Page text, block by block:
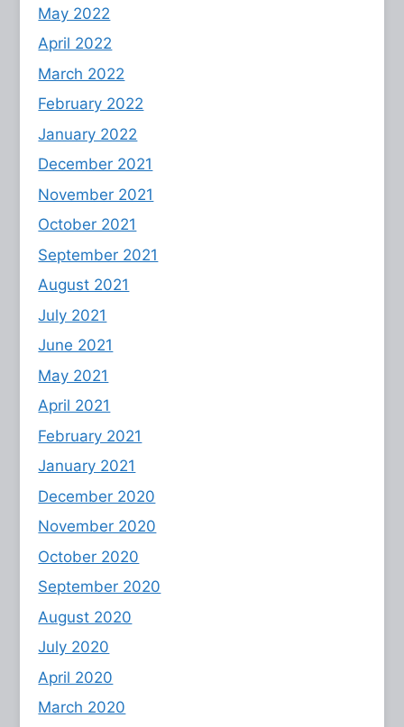
May 2022
April 2022
March 2022
February 2022
January 2022
December 2021
November 2021
October 2021
September 2021
August 2021
July 2021
June 2021
May 2021
April 2021
February 2021
January 2021
December 2020
November 2020
October 2020
September 2020
August 2020
July 2020
April 2020
March 2020